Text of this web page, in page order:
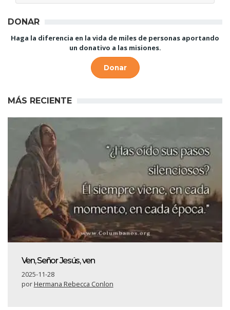
DONAR
Haga la diferencia en la vida de miles de personas aportando
un donativo a las misiones.
Donar
MÁS RECIENTE
Ven, Señor Jesús, ven
2025-11-28
porHermana Rebecca Conlon